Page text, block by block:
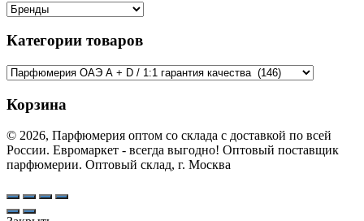
Категории товаров
Корзина
© 2026, Парфюмерия оптом со склада с доставкой по всей
России. Евромаркет - всегда выгодно! Оптовый поставщик
парфюмерии. Оптовый склад, г. Москва